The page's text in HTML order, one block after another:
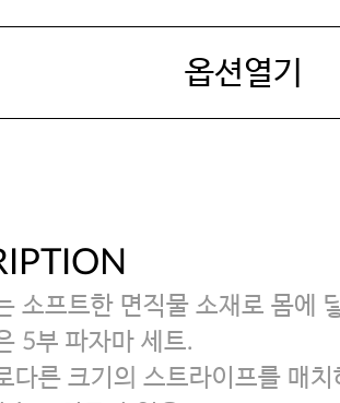
옵션열기
소프트한 면직물 소재로 몸에
5부 파자마 세트.
다른 크기의 스트라이프를 매